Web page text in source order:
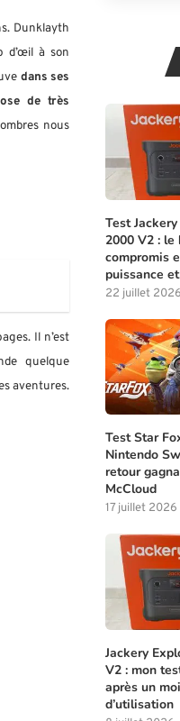
Dunklayth
d’œil à son
dans ses
de très
nous
Il n’est
quelque
aventures.
Test
2000 V2 : le
compromis
puissance
22 juillet 2026
Test Star
Nintendo
retour
McCloud
17 juillet 2026
Jackery
V2 : mon
après un
d’utilisation